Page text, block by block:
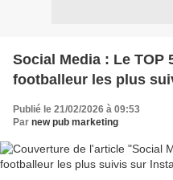
Social Media : Le TOP
footballeur les plus
Publié le 21/02/2026 à 09:53
Par new pub marketing